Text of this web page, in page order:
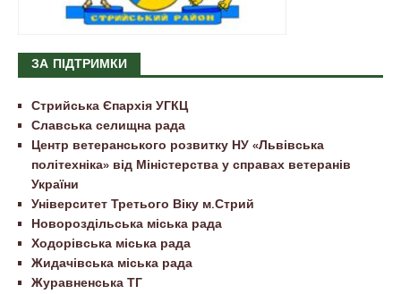
ЗА ПІДТРИМКИ
Стрийська Єпархія УГКЦ
Славська селищна рада
Центр ветеранського розвитку НУ «Львівська
політехніка» від Міністерства у справах ветеранів
України
Університет Третього Віку м.Стрий
Новороздільська міська рада
Ходорівська міська рада
Жидачівська міська рада
Журавненська ТГ